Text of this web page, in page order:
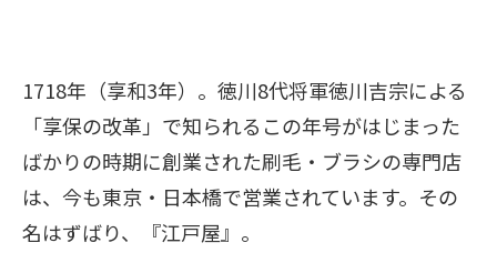
1718年（享和3年）。徳川8代将軍徳川吉宗による
「享保の改革」で知られるこの年号がはじまった
ばかりの時期に創業された刷毛・ブラシの専門店
は、今も東京・日本橋で営業されています。その
名はずばり、『江戸屋』。